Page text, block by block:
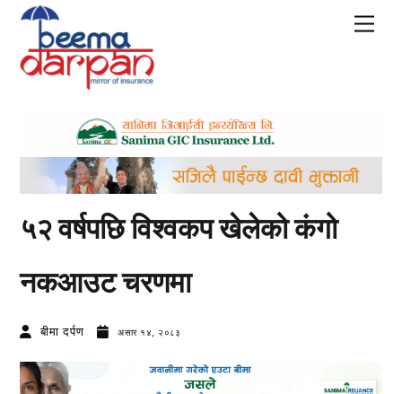
Skip
content
५२ वर्षपछि विश्वकप खेलेको कंगो
नकआउट चरणमा
बीमा दर्पण असार १४, २०८३